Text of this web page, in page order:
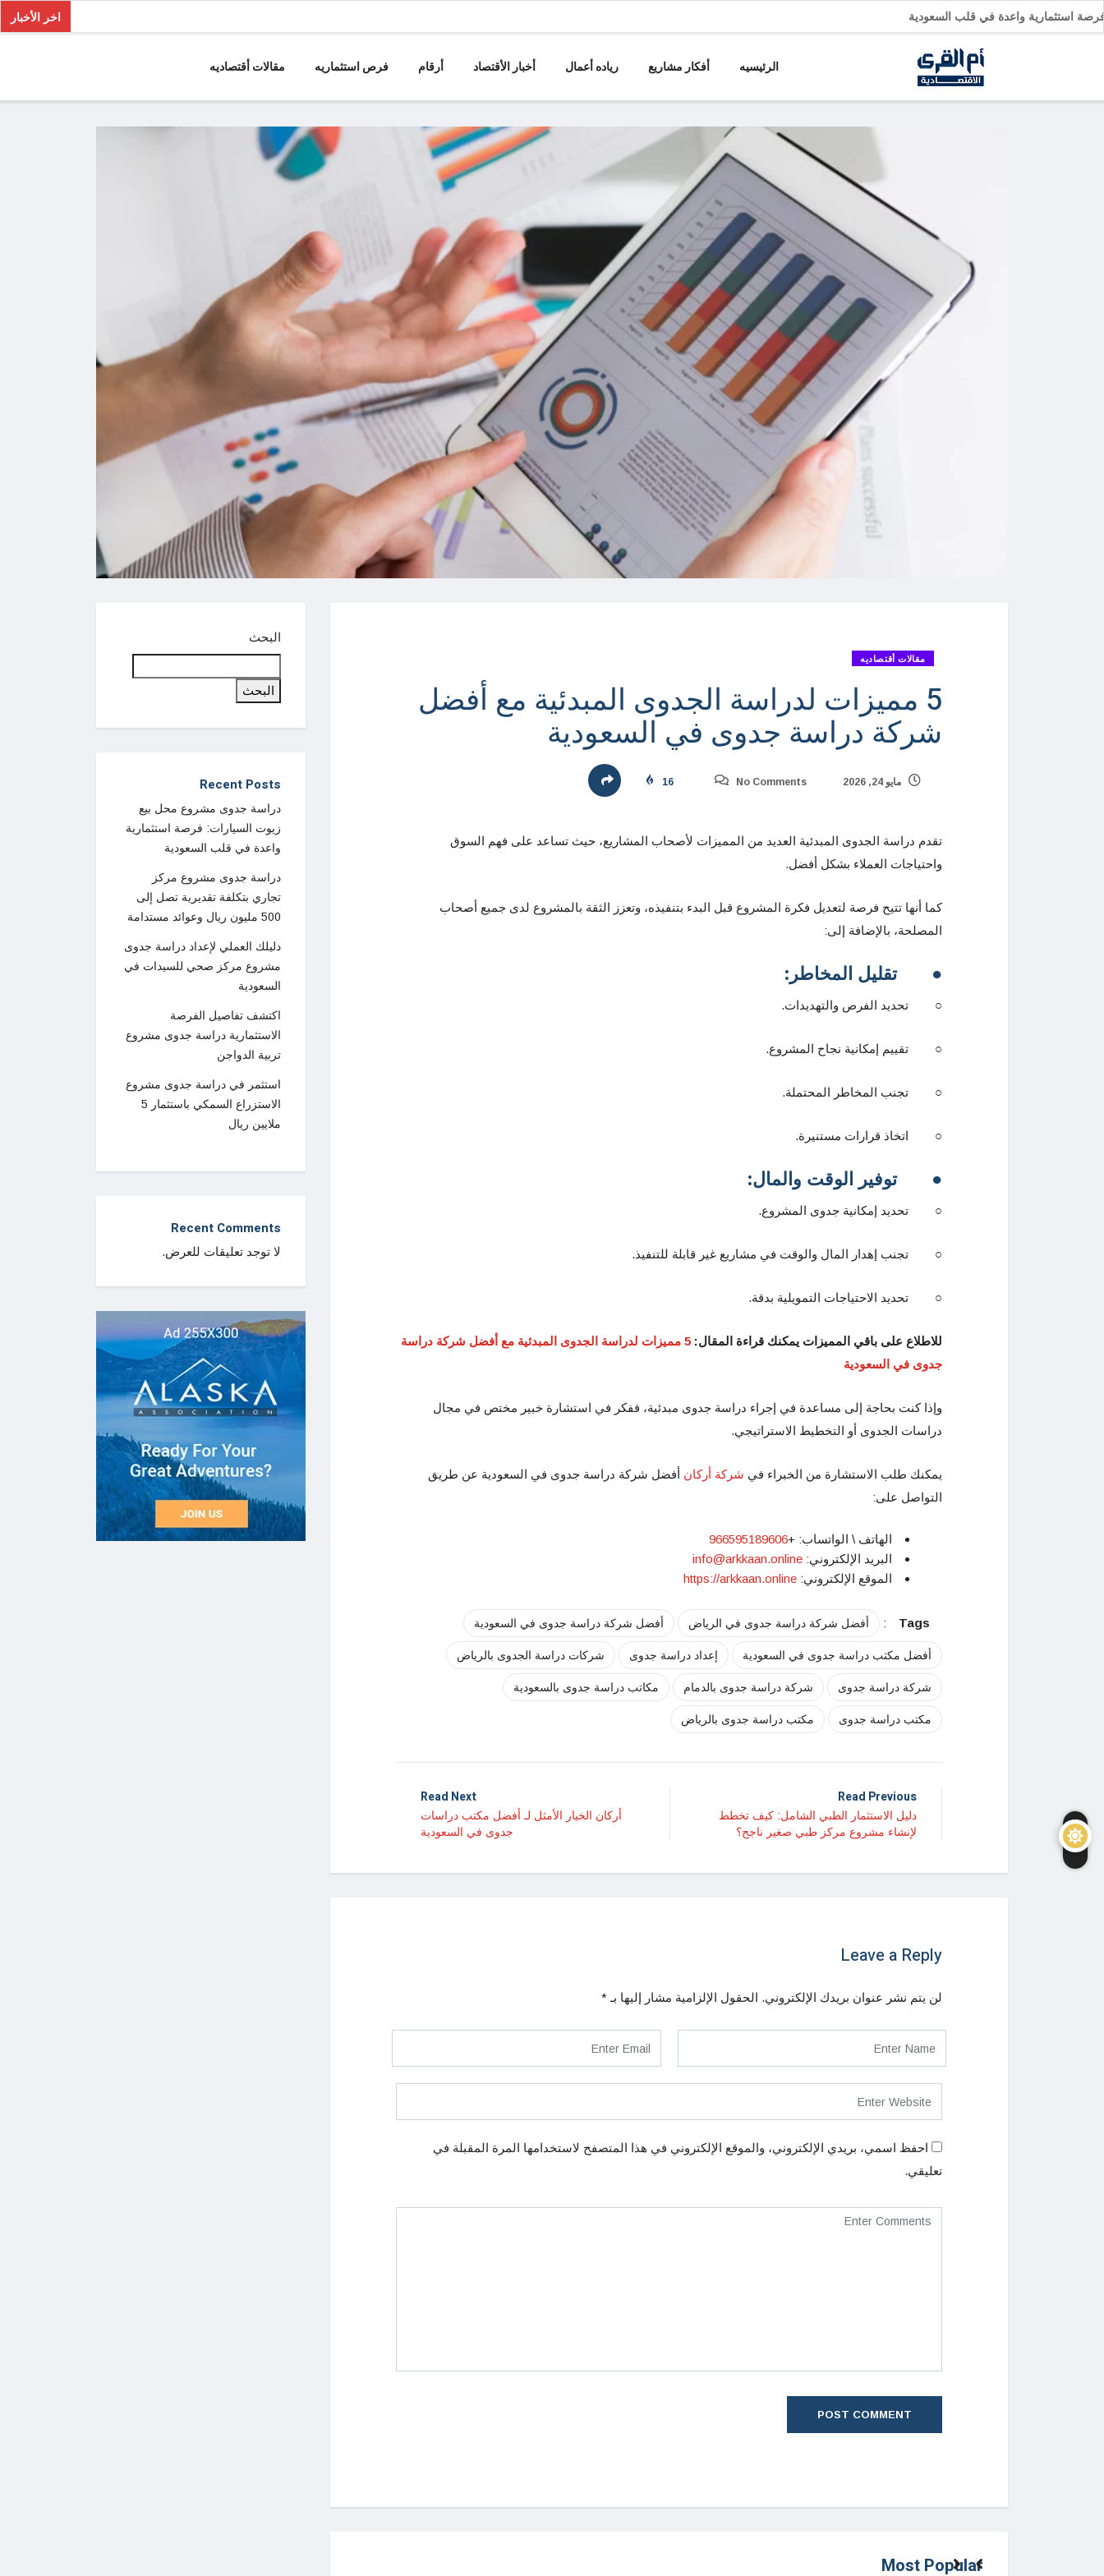
اخر الأخبار فرصة استثمارية واعدة في قلب السعودية
الرئيسيه أفكار مشاريع رياده أعمال أخبار الأقتصاد أرقام فرص استثماريه مقالات أقتصاديه
مقالات أقتصاديه
5 مميزات لدراسة الجدوى المبدئية مع أفضل
شركة دراسة جدوى في السعودية
مايو 24, 2026 No Comments
16
تقدم دراسة الجدوى المبدئية العديد من المميزات لأصحاب المشاريع، حيث تساعد على فهم السوق
واحتياجات العملاء بشكل أفضل.
كما أنها تتيح فرصة لتعديل فكرة المشروع قبل البدء بتنفيذه، وتعزز الثقة بالمشروع لدى جميع أصحاب
المصلحة، بالإضافة إلى:
●تقليل المخاطر:
○ تحديد الفرص والتهديدات.
○ تقييم إمكانية نجاح المشروع.
○ تجنب المخاطر المحتملة.
○ اتخاذ قرارات مستنيرة.
●توفير الوقت والمال:
○ تحديد إمكانية جدوى المشروع.
○ تجنب إهدار المال والوقت في مشاريع غير قابلة للتنفيذ.
○ تحديد الاحتياجات التمويلية بدقة.
للاطلاع على باقي المميزات يمكنك قراءة المقال:
5 مميزات لدراسة الجدوى المبدئية مع أفضل شركة دراسة
جدوى في السعودية
وإذا كنت بحاجة إلى مساعدة في إجراء دراسة جدوى مبدئية، ففكر في استشارة خبير مختص في مجال
دراسات الجدوى أو التخطيط الاستراتيجي.
يمكنك طلب الاستشارة من الخبراء في شركة أركان أفضل شركة دراسة جدوى في السعودية عن طريق
التواصل على:
الهاتف \ الواتساب: +966595189606
البريد الإلكتروني:
الموقع الإلكتروني: https://arkkaan.online
Tags
: أفضل شركة دراسة جدوى في الرياض أفضل شركة دراسة جدوى في السعودية
أفضل مكتب دراسة جدوى في السعودية إعداد دراسة جدوى شركات دراسة الجدوى بالرياض
شركة دراسة جدوى شركة دراسة جدوى بالدمام مكاتب دراسة جدوى بالسعودية
مكتب دراسة جدوى مكتب دراسة جدوى بالرياض
Read Previous
دليل الاستثمار الطبي الشامل: كيف تخطط
لإنشاء مشروع مركز طبي صغير ناجح؟
Read Next
أركان الخيار الأمثل لـ أفضل مكتب دراسات
جدوى في السعودية
Leave a Reply
لن يتم نشر عنوان بريدك الإلكتروني. الحقول الإلزامية مشار إليها بـ *
احفظ اسمي، بريدي الإلكتروني، والموقع الإلكتروني في هذا المتصفح لاستخدامها المرة المقبلة في
تعليقي.
Most Popular
البحث
البحث
Recent Posts
دراسة جدوى مشروع محل بيع
زيوت السيارات: فرصة استثمارية
واعدة في قلب السعودية
دراسة جدوى مشروع مركز
تجاري بتكلفة تقديرية تصل إلى
500 مليون ريال وعوائد مستدامة
دليلك العملي لإعداد دراسة جدوى
مشروع مركز صحي للسيدات في
السعودية
اكتشف تفاصيل الفرصة
الاستثمارية دراسة جدوى مشروع
تربية الدواجن
استثمر في دراسة جدوى مشروع
الاستزراع السمكي باستثمار 5
ملايين ريال
Recent Comments
لا توجد تعليقات للعرض.